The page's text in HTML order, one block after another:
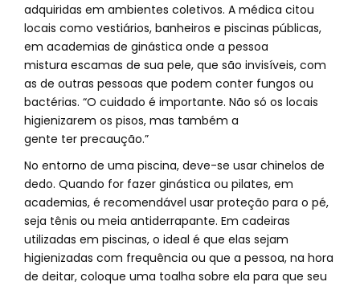
adquiridas em ambientes coletivos. A médica citou
locais como vestiários, banheiros e piscinas públicas,
em academias de ginástica onde a pessoa
mistura escamas de sua pele, que são invisíveis, com
as de outras pessoas que podem conter fungos ou
bactérias. “O cuidado é importante. Não só os locais
higienizarem os pisos, mas também a
gente ter precaução.”
No entorno de uma piscina, deve-se usar chinelos de
dedo. Quando for fazer ginástica ou pilates, em
academias, é recomendável usar proteção para o pé,
seja tênis ou meia antiderrapante. Em cadeiras
utilizadas em piscinas, o ideal é que elas sejam
higienizadas com frequência ou que a pessoa, na hora
de deitar, coloque uma toalha sobre ela para que seu